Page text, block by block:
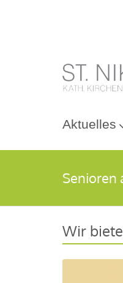
Aktuelles
Senioren
Wir